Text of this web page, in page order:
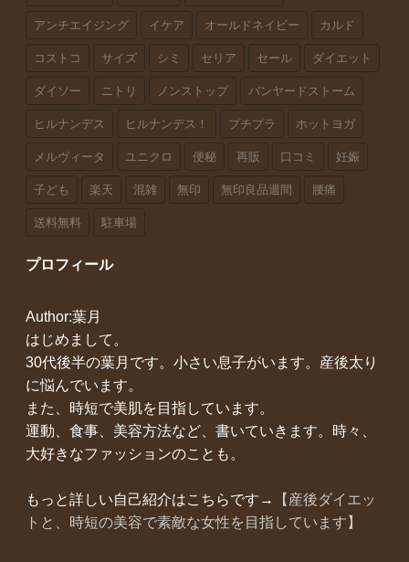
アンチエイジング イケア オールドネイビー カルド
コストコ サイズ シミ セリア セール ダイエット
ダイソー ニトリ ノンストップ バンヤードストーム
ヒルナンデス ヒルナンデス！ プチプラ ホットヨガ
メルヴィータ ユニクロ 便秘 再販 口コミ 妊娠
子ども 楽天 混雑 無印 無印良品週間 腰痛
送料無料 駐車場
プロフィール
Author:葉月
はじめまして。
30代後半の葉月です。小さい息子がいます。産後太り
に悩んでいます。
また、時短で美肌を目指しています。
運動、食事、美容方法など、書いていきます。時々、
大好きなファッションのことも。
もっと詳しい自己紹介はこちらです→
【産後ダイエッ
トと、時短の美容で素敵な女性を目指しています】